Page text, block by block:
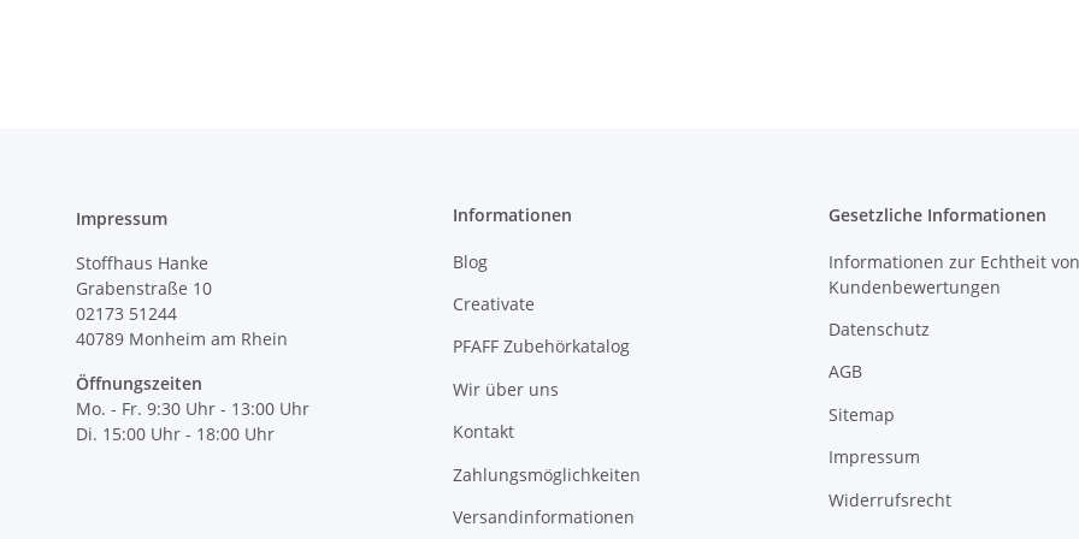
Impressum
Stoffhaus Hanke
Grabenstraße 10
02173 51244
40789 Monheim am Rhein
Öffnungszeiten
Mo. - Fr. 9:30 Uhr - 13:00 Uhr
Di. 15:00 Uhr - 18:00 Uhr
Informationen
Blog
Creativate
PFAFF Zubehörkatalog
Wir über uns
Kontakt
Zahlungsmöglichkeiten
Versandinformationen
Gesetzliche Informationen
Informationen zur Echtheit von
Kundenbewertungen
Datenschutz
AGB
Sitemap
Impressum
Widerrufsrecht